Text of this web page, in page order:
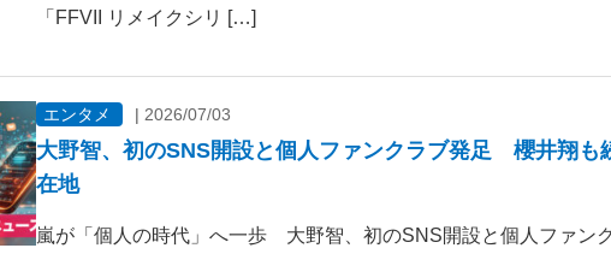
「FFVII リメイクシリ […]
エンタメ | 2026/07/03
大野智、初のSNS開設と個人ファンクラブ発足 櫻井翔も
在地
嵐が「個人の時代」へ一歩 大野智、初のSNS開設と個人ファン